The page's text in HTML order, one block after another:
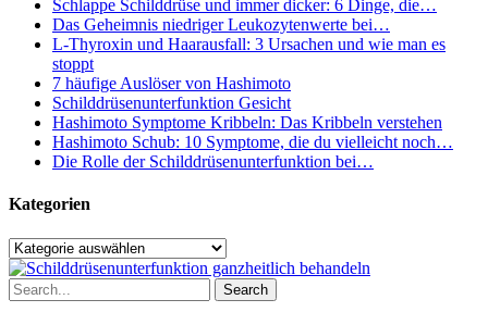
Schlappe Schilddrüse und immer dicker: 6 Dinge, die…
Das Geheimnis niedriger Leukozytenwerte bei…
L-Thyroxin und Haarausfall: 3 Ursachen und wie man es
stoppt
7 häufige Auslöser von Hashimoto
Schilddrüsenunterfunktion Gesicht
Hashimoto Symptome Kribbeln: Das Kribbeln verstehen
Hashimoto Schub: 10 Symptome, die du vielleicht noch…
Die Rolle der Schilddrüsenunterfunktion bei…
Kategorien
Kategorien
Search